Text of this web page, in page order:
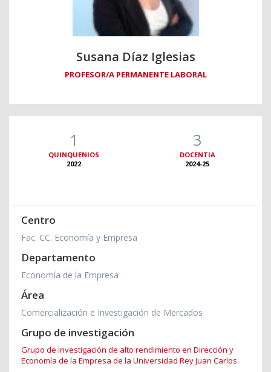
Susana Díaz Iglesias
PROFESOR/A PERMANENTE LABORAL
1
QUINQUENIOS
2022
3
DOCENTIA
2024-25
Centro
Fac. CC. Economía y Empresa
Departamento
Economía de la Empresa
Área
Comercialización e Investigación de Mercados
Grupo de investigación
Grupo de investigación de alto rendimiento en Dirección y
Economía de la Empresa de la Universidad Rey Juan Carlos